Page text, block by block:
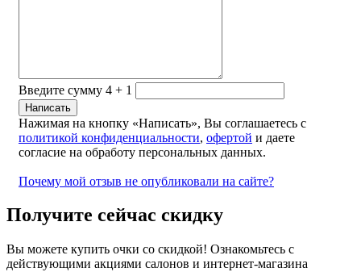
Введите сумму 4 + 1
Нажимая на кнопку «Написать», Вы соглашаетесь с
политикой конфиденциальности, офертой и даете
согласие на обработу персональных данных.
Почему мой отзыв не опубликовали на сайте?
Получите сейчас скидку
Вы можете купить очки со скидкой! Ознакомьтесь с
действующими акциями салонов и интернет-магазина